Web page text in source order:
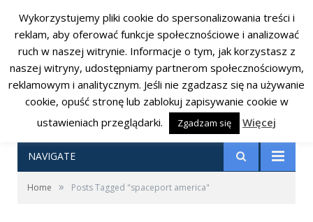
RSSFacebook
Twitter
NAVIGATE
Home » Posts Tagged "spaceport america"
Wykorzystujemy pliki cookie do spersonalizowania treści i
reklam, aby oferować funkcje społecznościowe i analizować
ruch w naszej witrynie. Informacje o tym, jak korzystasz z
naszej witryny, udostępniamy partnerom społecznościowym,
reklamowym i analitycznym. Jeśli nie zgadzasz się na używanie
cookie, opuść stronę lub zablokuj zapisywanie cookie w
ustawieniach przeglądarki.
Zgadzam się Więcej